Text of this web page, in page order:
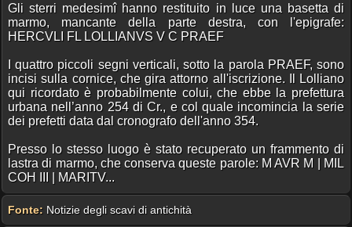
Gli sterri medesimî hanno restituito in luce una basetta di
marmo, mancante della parte destra, con l'epigrafe:
HERCVLI FL LOLLIANVS V C PRAEF
I quattro piccoli segni verticali, sotto la parola PRAEF, sono
incisi sulla cornice, che gira attorno all'iscrizione. Il Lolliano
qui ricordato è probabilmente colui, che ebbe la prefettura
urbana nell’anno 254 di Cr., e col quale incomincia la serie
dei prefetti data dal cronografo dell'anno 354.
Presso lo stesso luogo è stato recuperato un frammento di
lastra di marmo, che conserva queste parole: M AVR M | MIL
COH III | MARITV...
Fonte: Notizie degli scavi di antichità